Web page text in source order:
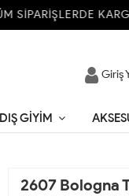
KARGO
Giriş
DIŞ GIYIM
2607 Bologna